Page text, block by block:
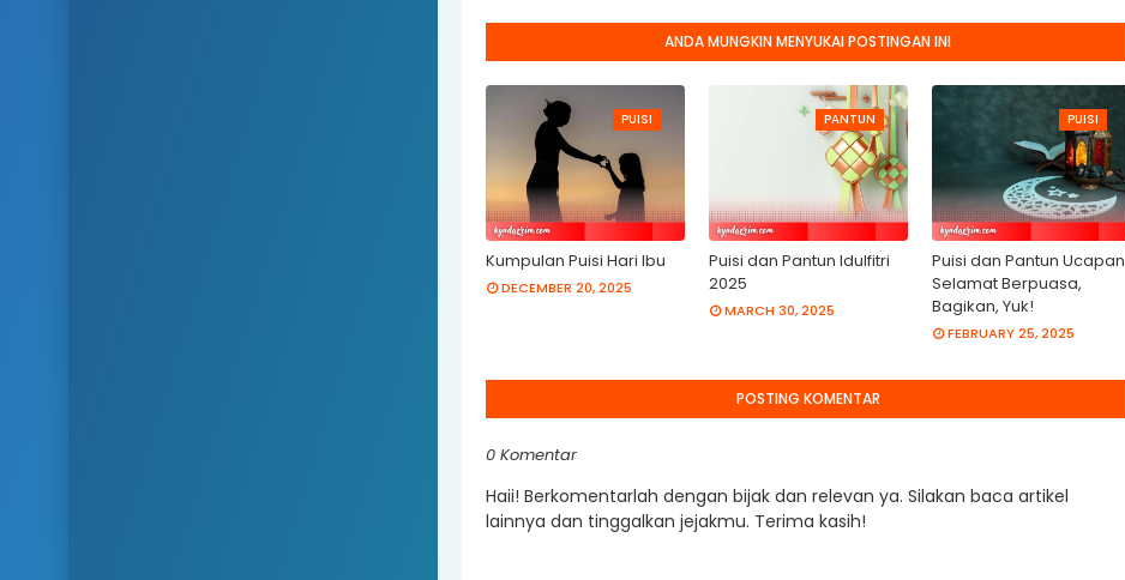
ANDA MUNGKIN MENYUKAI POSTINGAN INI
PUISI
Kumpulan Puisi Hari Ibu
DECEMBER 20, 2025
PANTUN
Puisi dan Pantun Idulfitri
2025
MARCH 30, 2025
PUISI
Puisi dan Pantun Ucapan
Selamat Berpuasa,
Bagikan, Yuk!
FEBRUARY 25, 2025
POSTING KOMENTAR
0 Komentar
Haii! Berkomentarlah dengan bijak dan relevan ya. Silakan baca artikel
lainnya dan tinggalkan jejakmu. Terima kasih!